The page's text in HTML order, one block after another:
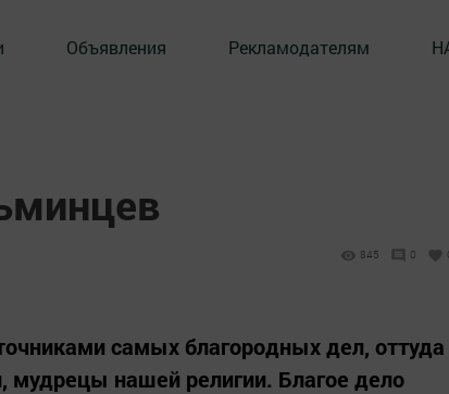
Объявления Рекламодателям
845 0
самых благородных дел, оттуда
мудрецы нашей религии. Благое дело